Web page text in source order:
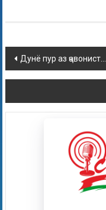
Дунё пур аз ҷавонист…